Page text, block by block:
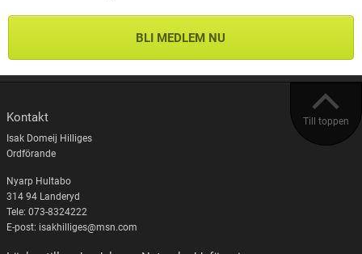
BLI MEDLEM NU
Till toppen
Kontakt
Isak Domeij Hilliges
Ordförande
Nyarp Hultabo
314 94 Landeryd
Tele: 073-8324222
E-post: isakhilliges@msn.com